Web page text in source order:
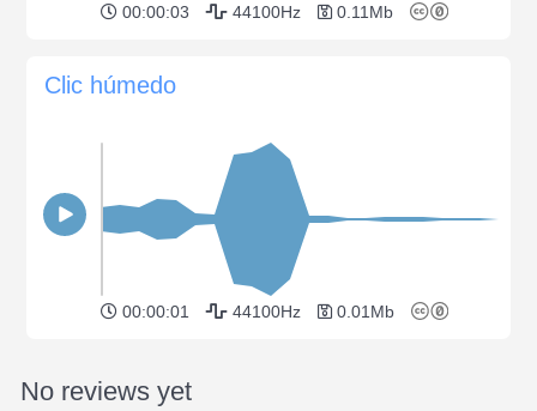
00:00:03 44100Hz 0.11Mb
Clic húmedo
00:00:01 44100Hz 0.01Mb
No reviews yet